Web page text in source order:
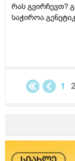
და მთლიანად
რას გვირჩევთ?
1 2